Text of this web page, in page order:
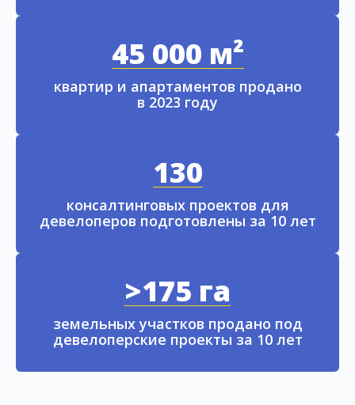
45 000 м²
квартир и апартаментов продано
в 2023 году
130
консалтинговых проектов для
девелоперов подготовлены за 10 лет
>175 га
земельных участков продано под
девелоперские проекты за 10 лет